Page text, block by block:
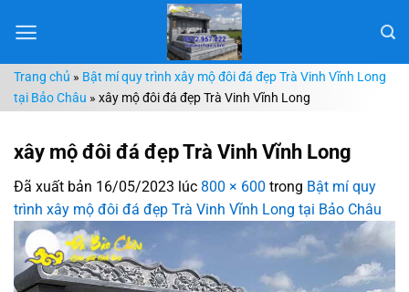
đến
dungTrang chủ » Bật mí quy trình xây mộ đôi đá đẹp Trà Vinh Vĩnh Long
tại Bảo Châu » xây mộ đôi đá đẹp Trà Vinh Vĩnh Long
xây mộ đôi đá đẹp Trà Vinh Vĩnh Long
Đã xuất bản 16/05/2023 lúc 800 × 600 trong Bật mí quy
trình xây mộ đôi đá đẹp Trà Vinh Vĩnh Long tại Bảo Châu